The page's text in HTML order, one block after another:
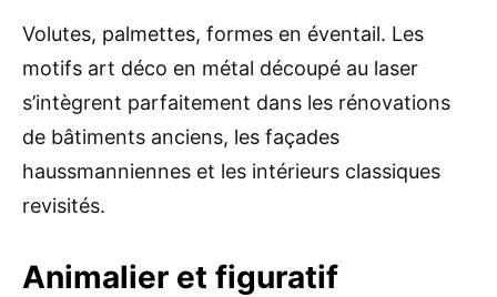
Volutes, palmettes, formes en éventail. Les
motifs art déco en métal découpé au laser
s’intègrent parfaitement dans les rénovations
de bâtiments anciens, les façades
haussmanniennes et les intérieurs classiques
revisités.
Animalier et figuratif